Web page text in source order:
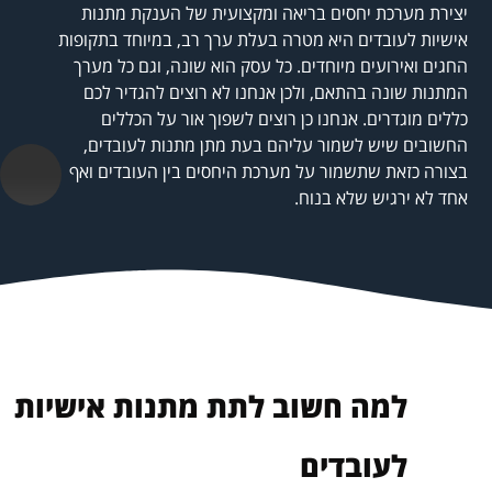
יצירת מערכת יחסים בריאה ומקצועית של הענקת מתנות
אישיות לעובדים היא מטרה בעלת ערך רב, במיוחד בתקופות
החגים ואירועים מיוחדים. כל עסק הוא שונה, וגם כל מערך
המתנות שונה בהתאם, ולכן אנחנו לא רוצים להגדיר לכם
כללים מוגדרים. אנחנו כן רוצים לשפוך אור על הכללים
החשובים שיש לשמור עליהם בעת מתן מתנות לעובדים,
בצורה כזאת שתשמור על מערכת היחסים בין העובדים ואף
אחד לא ירגיש שלא בנוח.
למה חשוב לתת מתנות אישיות
לעובדים